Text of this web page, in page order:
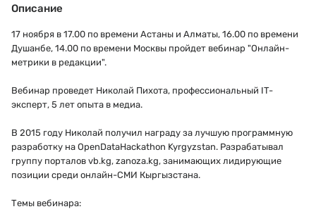
Описание
17 ноября в 17.00 по времени Астаны и Алматы, 16.00 по времени
Душанбе, 14.00 по времени Москвы пройдет вебинар "Онлайн-
метрики в редакции".
Вебинар проведет Николай Пихота, профессиональный IT-
эксперт, 5 лет опыта в медиа.
В 2015 году Николай получил награду за лучшую программную
разработку на OpenDataHackathon Kyrgyzstan. Разрабатывал
группу порталов vb.kg, zanoza.kg, занимающих лидирующие
позиции среди онлайн-СМИ Кыргызстана.
Темы вебинара: